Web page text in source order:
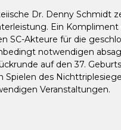
Dr. Denny Schmidt
Ein
SC-Akteure für die
notwendigen
auf den 37.
Spielen des
Veranstaltungen.